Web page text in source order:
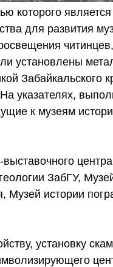
которого
для развития
читинцев,
установлены
Забайкальского
указателях,
к музеям
ЗабГУ,
Музей истории
установку